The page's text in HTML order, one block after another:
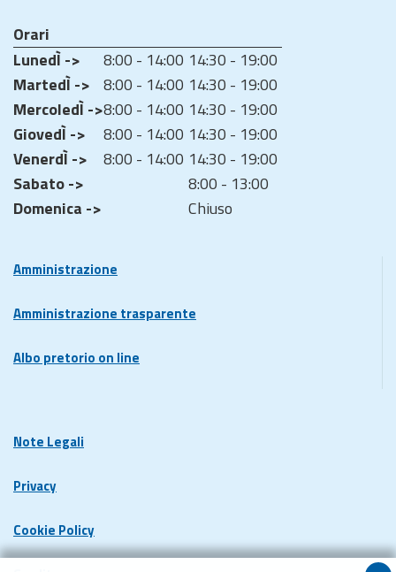
Orari
LunedÌ ->
8:00 - 14:00 14:30 - 19:00
MartedÌ -> 8:00 - 14:00 14:30 - 19:00
MercoledÌ ->8:00 - 14:00 14:30 - 19:00
GiovedÌ ->
8:00 - 14:00 14:30 - 19:00
VenerdÌ ->
8:00 - 14:00 14:30 - 19:00
Sabato ->
8:00 - 13:00
Domenica ->
Chiuso
Amministrazione
Amministrazione trasparente
Albo pretorio on line
Note Legali
Privacy
Cookie Policy